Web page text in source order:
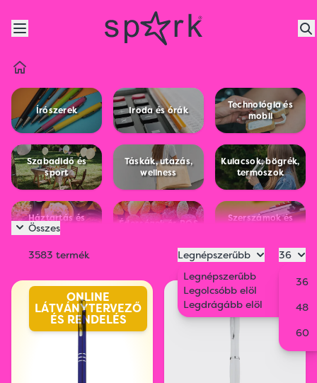
Írószerek Iroda és órák
Technológia és
mobil
Szabadidő és
sport
Táskák, utazás,
wellness
Kulacsok, bögrék,
termoszok
Háztartás és
konyha
Édességek és POS
Szerszámok és
egyebek
Esernyők és
esőkabátok
Ruházat és
kiegészítők
Összes
3583 termék
Legnépszerűbb
Legnépszerűbb
Legolcsóbb elöl
Legdrágább elöl
36
36
48
60
ONLINE
LÁTVÁNYTERVEZŐ
ÉS RENDELÉS